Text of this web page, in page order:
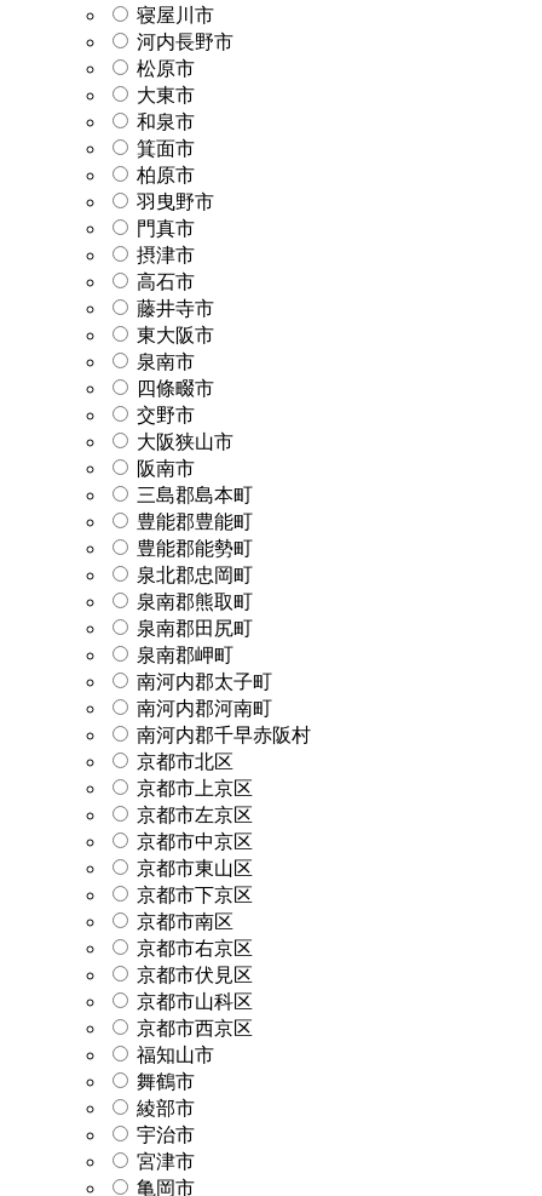
寝屋川市
河内長野市
松原市
大東市
和泉市
箕面市
柏原市
羽曳野市
門真市
摂津市
高石市
藤井寺市
東大阪市
泉南市
四條畷市
交野市
大阪狭山市
阪南市
三島郡島本町
豊能郡豊能町
豊能郡能勢町
泉北郡忠岡町
泉南郡熊取町
泉南郡田尻町
泉南郡岬町
南河内郡太子町
南河内郡河南町
南河内郡千早赤阪村
京都市北区
京都市上京区
京都市左京区
京都市中京区
京都市東山区
京都市下京区
京都市南区
京都市右京区
京都市伏見区
京都市山科区
京都市西京区
福知山市
舞鶴市
綾部市
宇治市
宮津市
亀岡市